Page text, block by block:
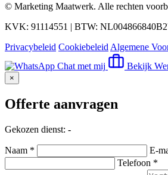
© Marketing Maatwerk. Alle rechten
KVK: 91114551 | BTW:
Privacybeleid Cookiebeleid Algemene
Chat met mij
Bekijk
×
Offerte aanvragen
Gekozen dienst: -
Naam *
E-
Telefoon *